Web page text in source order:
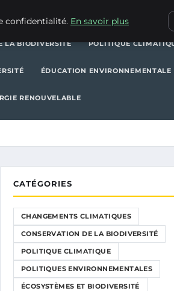
POLITIQUES
LA BIODIVERSITÉ POLITIQUE
ÉDUCATION ENVIRONNEMENTALE
RENOUVELABLE
CATÉGORIES
CHANGEMENTS CLIMATIQUES
CONSERVATION DE LA BIODIVERSITÉ
POLITIQUE CLIMATIQUE
POLITIQUES ENVIRONNEMENTALES
ÉCOSYSTÈMES ET BIODIVERSITÉ
confidentialité. En savoir plus